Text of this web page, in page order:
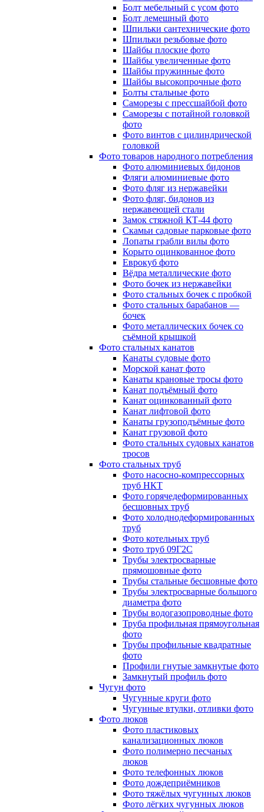
Болт мебельный с усом фото
Болт лемешный фото
Шпильки сантехнические фото
Шпильки резьбовые фото
Шайбы плоские фото
Шайбы увеличенные фото
Шайбы пружинные фото
Шайбы высокопрочные фото
Болты стальные фото
Саморезы с прессшайбой фото
Саморезы с потайной головкой
фото
Фото винтов с цилиндрической
головкой
Фото товаров народного потребления
Фото алюминиевых бидонов
Фляги алюминиевые фото
Фото фляг из нержавейки
Фото фляг, бидонов из
нержавеющей стали
Замок стяжной КТ-44 фото
Скамьи садовые парковые фото
Лопаты грабли вилы фото
Корыто оцинкованное фото
Еврокуб фото
Вёдра металлические фото
Фото бочек из нержавейки
Фото стальных бочек с пробкой
Фото стальных барабанов —
бочек
Фото металлических бочек со
съёмной крышкой
Фото стальных канатов
Канаты судовые фото
Морской канат фото
Канаты крановые тросы фото
Канат подъёмный фото
Канат оцинкованный фото
Канат лифтовой фото
Канаты грузоподъёмные фото
Канат грузовой фото
Фото стальных судовых канатов
тросов
Фото стальных труб
Фото насосно-компрессорных
труб НКТ
Фото горячедеформированных
бесшовных труб
Фото холоднодеформированных
труб
Фото котельных труб
Фото труб 09Г2С
Трубы электросварные
прямошовные фото
Трубы стальные бесшовные фото
Трубы электросварные большого
диаметра фото
Трубы водогазопроводные фото
Труба профильная прямоугольная
фото
Трубы профильные квадратные
фото
Профили гнутые замкнутые фото
Замкнутый профиль фото
Чугун фото
Чугунные круги фото
Чугунные втулки, отливки фото
Фото люков
Фото пластиковых
канализационных люков
Фото полимерно песчаных
люков
Фото телефонных люков
Фото дождеприёмников
Фото тяжёлых чугунных люков
Фото лёгких чугунных люков